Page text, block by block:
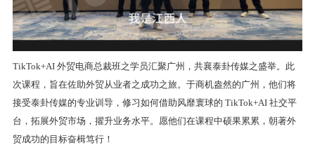
TikTok+AI 外贸电商总裁班之学员汇聚广州，共襄泰卦传媒之盛举。此
次课程，旨在佐助外贸从业者之成功之旅。于商机盎然的广州，他们将
接受泰卦传媒的专业训导，修习如何借助风靡寰球的 TikTok+AI 社交平
台，拓展外贸市场，擢升业务水平。愿他们在课程中硕果累累，朝著外
贸成功的目标奋楫笃行！